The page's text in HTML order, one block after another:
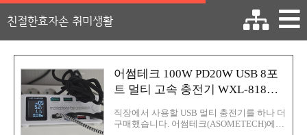
친절한효자손 취미생활
어썸테크 100W PD20W USB 8포
트 멀티 고속 충전기 WXL-818D
직장에서 사용할 USB 멀티 충전기를 하나 더
구매했습니다. 어썸테크(ASOMETECH)에서